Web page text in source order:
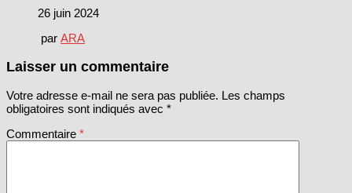
26 juin 2024
par ARA
Laisser un commentaire
Votre adresse e-mail ne sera pas publiée. Les champs
obligatoires sont indiqués avec *
Commentaire *